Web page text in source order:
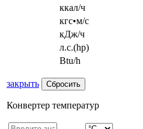
ккал/ч
кгс•м/с
кДж/ч
л.с.(hp)
Btu/h
закрыть
Конвертер температур